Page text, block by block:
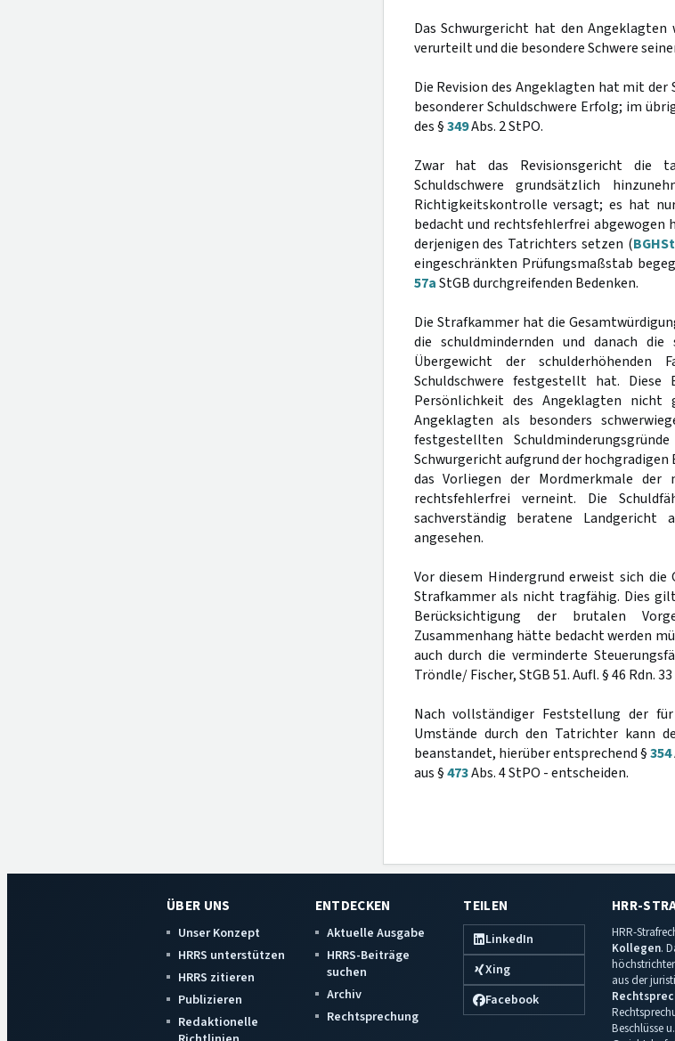
Das Schwurgericht hat den
verurteilt und die besondere Schwere
Die Revision des Angeklagten hat mit
besonderer Schuldschwere Erfolg; im
des §349Abs. 2 StPO.
Zwar hat das Revisionsgericht die
Schuldschwere grundsätzlich
Richtigkeitskontrolle versagt; es hat
bedacht und rechtsfehlerfrei
derjenigen des Tatrichters setzen (
eingeschränkten Prüfungsmaßstab
57aStGB durchgreifenden Bedenken.
Die Strafkammer hat die
die schuldmindernden und danach die
Übergewicht der
Schuldschwere festgestellt hat.
Persönlichkeit des Angeklagten
Angeklagten als besonders
festgestellten
Schwurgericht aufgrund der
das Vorliegen der Mordmerkmale der
rechtsfehlerfrei verneint. Die
sachverständig beratene
angesehen.
Vor diesem Hindergrund erweist sich
Strafkammer als nicht tragfähig. Dies
Berücksichtigung der brutalen
Zusammenhang hätte bedacht werden
auch durch die verminderte
Tröndle/ Fischer, StGB 51. Aufl. § 46 Rdn. 33
Nach vollständiger Feststellung der
Umstände durch den Tatrichter kann
beanstandet, hierüber entsprechend §354
aus §473Abs. 4 StPO - entscheiden.
ÜBER UNS
Unser Konzept
HRRS unterstützen
HRRS zitieren
Publizieren
Redaktionelle
ENTDECKEN
Aktuelle Ausgabe
HRRS-Beiträge
suchen
Archiv
Rechtsprechung
TEILEN
LinkedIn
Xing
Facebook
HRR-
HRR-
Kollegen.
aus der
Beschlüsse